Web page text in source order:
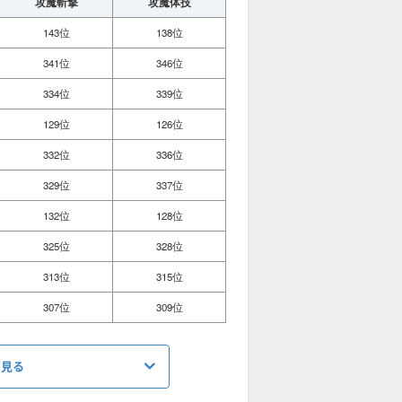
143位 138位
341位 346位
334位 339位
129位 126位
332位 336位
329位 337位
132位 128位
325位 328位
313位 315位
307位 309位
る